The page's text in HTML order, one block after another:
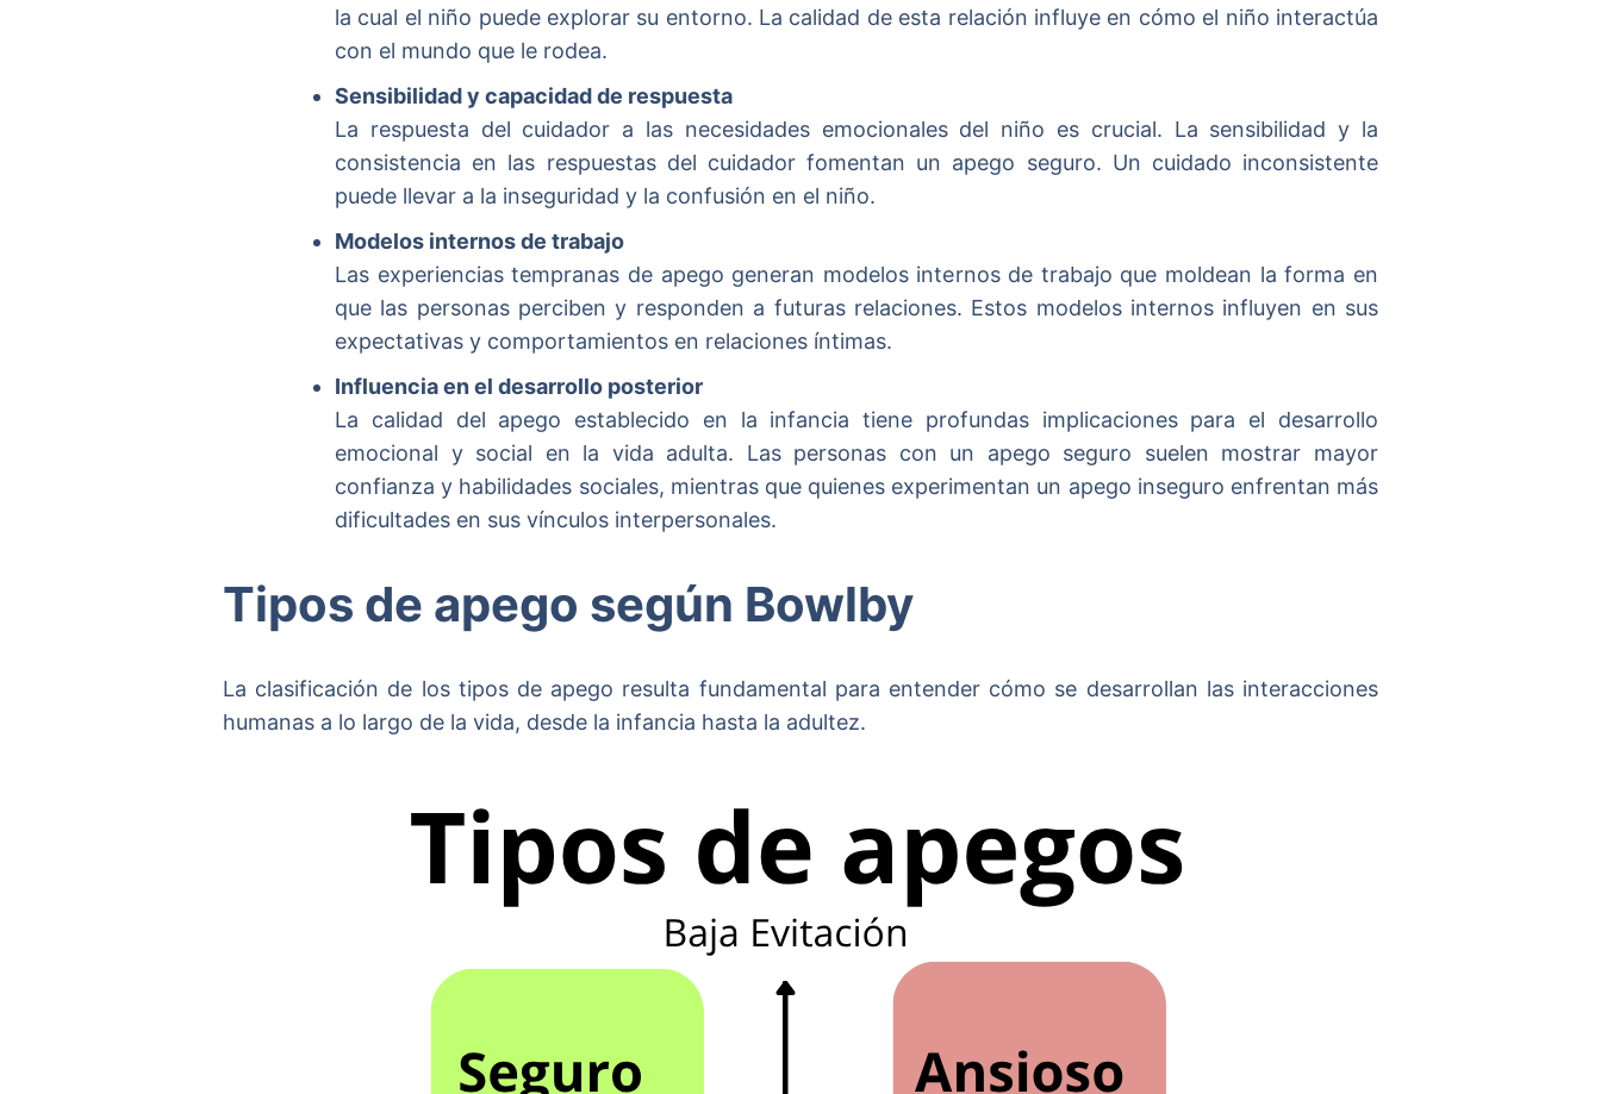
la cual el niño puede explorar su entorno. La calidad de esta relación influye en cómo el niño interactúa
con el mundo que le rodea.
Sensibilidad y capacidad de respuesta
La respuesta del cuidador a las necesidades emocionales del niño es crucial. La sensibilidad y la
consistencia en las respuestas del cuidador fomentan un apego seguro. Un cuidado inconsistente
puede llevar a la inseguridad y la confusión en el niño.
Modelos internos de trabajo
Las experiencias tempranas de apego generan modelos internos de trabajo que moldean la forma en
que las personas perciben y responden a futuras relaciones. Estos modelos internos influyen en sus
expectativas y comportamientos en relaciones íntimas.
Influencia en el desarrollo posterior
La calidad del apego establecido en la infancia tiene profundas implicaciones para el desarrollo
emocional y social en la vida adulta. Las personas con un apego seguro suelen mostrar mayor
confianza y habilidades sociales, mientras que quienes experimentan un apego inseguro enfrentan más
dificultades en sus vínculos interpersonales.
Tipos de apego según Bowlby
La clasificación de los tipos de apego resulta fundamental para entender cómo se desarrollan las interacciones
humanas a lo largo de la vida, desde la infancia hasta la adultez.